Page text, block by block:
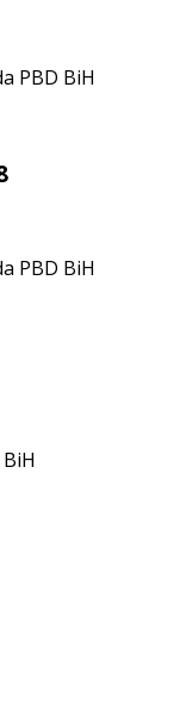
PBD BiH
PBD BiH